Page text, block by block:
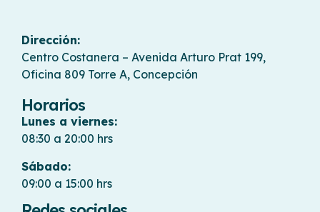
Dirección:
Centro Costanera – Avenida Arturo Prat 199,
Oficina 809 Torre A, Concepción
Horarios
Lunes a viernes:
08:30 a 20:00 hrs
Sábado:
09:00 a 15:00 hrs